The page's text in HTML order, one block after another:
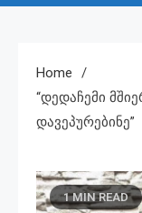
Home
“დედაჩემი
Დავეპურებინე”
1 MIN READ